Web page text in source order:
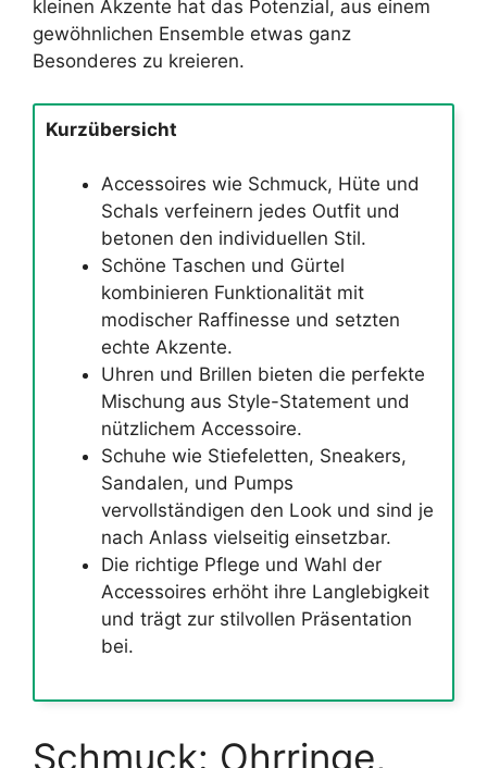
kleinen Akzente hat das Potenzial, aus einem
gewöhnlichen Ensemble etwas ganz
Besonderes zu kreieren.
Kurzübersicht
Accessoires wie Schmuck, Hüte und
Schals verfeinern jedes Outfit und
betonen den individuellen Stil.
Schöne Taschen und Gürtel
kombinieren Funktionalität mit
modischer Raffinesse und setzten
echte Akzente.
Uhren und Brillen bieten die perfekte
Mischung aus Style-Statement und
nützlichem Accessoire.
Schuhe wie Stiefeletten, Sneakers,
Sandalen, und Pumps
vervollständigen den Look und sind je
nach Anlass vielseitig einsetzbar.
Die richtige Pflege und Wahl der
Accessoires erhöht ihre Langlebigkeit
und trägt zur stilvollen Präsentation
bei.
Schmuck: Ohrringe,